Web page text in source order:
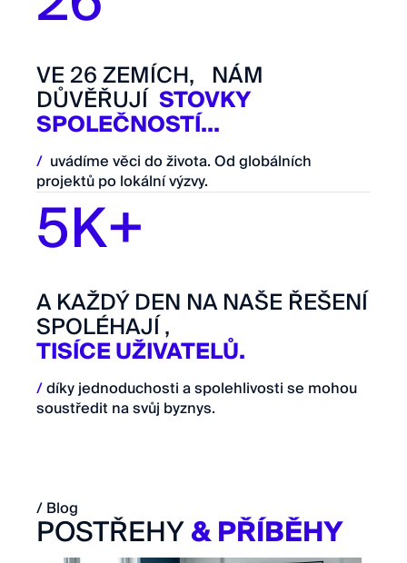
VE 26 ZEMÍCH, NÁM
DŮVĚŘUJÍ STOVKY
SPOLEČNOSTÍ...
/ uvádíme věci do života. Od globálních
projektů po lokální výzvy.
5K+
A KAŽDÝ DEN NA NAŠE ŘEŠENÍ
SPOLÉHAJÍ ,
TISÍCE UŽIVATELŮ.
/díky jednoduchosti a spolehlivosti se mohou
soustředit na svůj byznys.
/ Blog
POSTŘEHY& PŘÍBĚHY